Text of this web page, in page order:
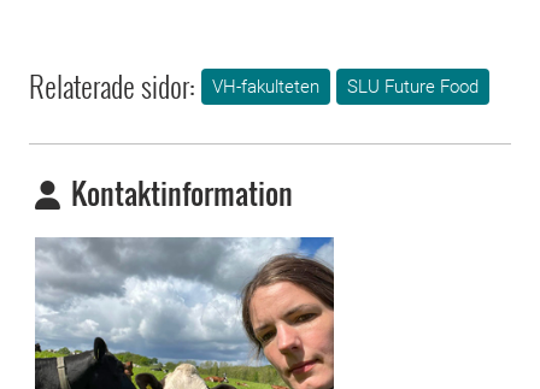
Relaterade sidor: VH-fakulteten SLU Future Food
Kontaktinformation